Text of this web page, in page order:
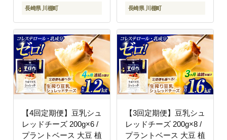
低カロリー パック【大
長崎県 川棚町
低カロリー パック【大
長崎県 川棚町
【4回定期便】豆乳シュ
レッドチーズ 200g×6 /
プラントベース 大豆 植
【3回定期便】豆乳シュ
レッドチーズ 200g×8 /
プラントベース 大豆 植